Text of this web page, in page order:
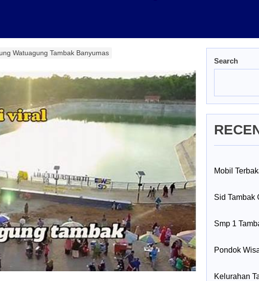
Watuagung Tambak Banyumas
Search
Mobil
Sid Tambak
Smp 1
Pondok
Kelurahan